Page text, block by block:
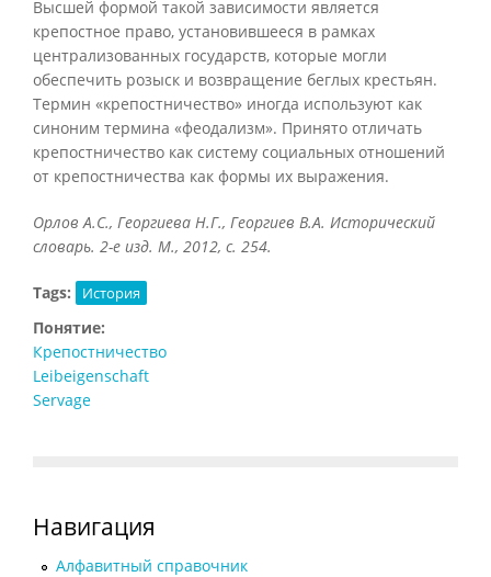
Высшей формой такой зависимости является
крепостное право, установившееся в рамках
централизованных государств, которые могли
обеспечить розыск и возвращение беглых крестьян.
Термин «крепостничество» иногда используют как
синоним термина «феодализм». Принято отличать
крепостничество как систему социальных отношений
от крепостничества как формы их выражения.
Орлов А.С., Георгиева Н.Г., Георгиев В.А. Исторический
словарь. 2-е изд. М., 2012, с. 254.
Tags: История
Понятие:
Крепостничество
Leibeigenschaft
Servage
Навигация
Алфавитный справочник